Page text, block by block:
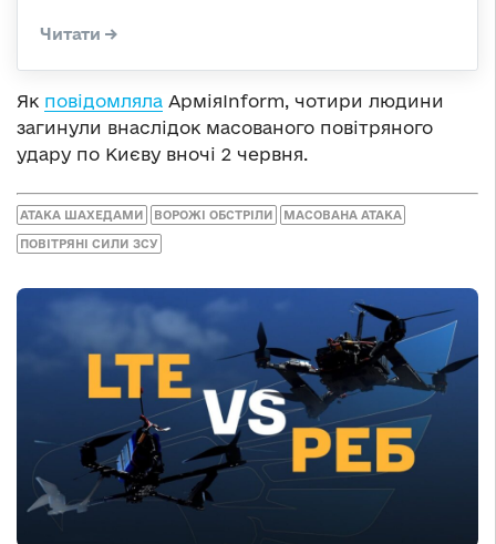
Як повідомляла АрміяInform, чотири людини
загинули внаслідок масованого повітряного
удару по Києву вночі 2 червня.
АТАКА ШАХЕДАМИ ВОРОЖІ ОБСТРІЛИ МАСОВАНА АТАКА
ПОВІТРЯНІ СИЛИ ЗСУ